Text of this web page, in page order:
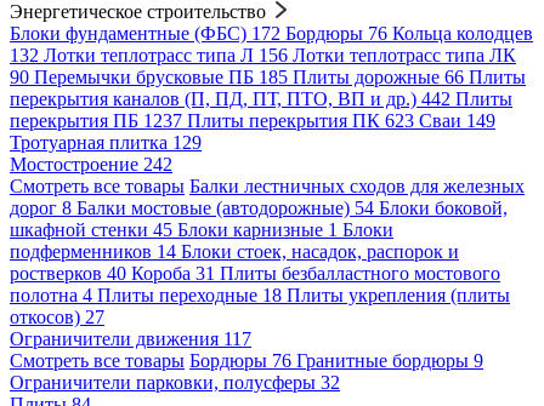
Энергетическое строительство
Блоки фундаментные (ФБС) 172 Бордюры 76 Кольца колодцев
132 Лотки теплотрасс типа Л 156 Лотки теплотрасс типа ЛК
90 Перемычки брусковые ПБ 185 Плиты дорожные 66 Плиты
перекрытия каналов (П, ПД, ПТ, ПТО, ВП и др.) 442 Плиты
перекрытия ПБ 1237 Плиты перекрытия ПК 623 Сваи 149
Тротуарная плитка 129
Мостостроение 242
Смотреть все товары Балки лестничных сходов для железных
дорог 8 Балки мостовые (автодорожные) 54 Блоки боковой,
шкафной стенки 45 Блоки карнизные 1 Блоки
подферменников 14 Блоки стоек, насадок, распорок и
ростверков 40 Короба 31 Плиты безбалластного мостового
полотна 4 Плиты переходные 18 Плиты укрепления (плиты
откосов) 27
Ограничители движения 117
Смотреть все товары Бордюры 76 Гранитные бордюры 9
Ограничители парковки, полусферы 32